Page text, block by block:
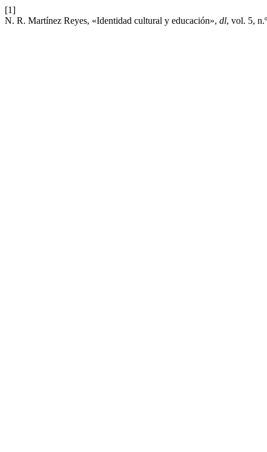
[1]
N. R. Martínez Reyes, «Identidad cultural y educación», dl, vol. 5,